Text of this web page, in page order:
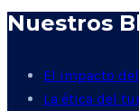
Nuestros
El impacto
La ética del